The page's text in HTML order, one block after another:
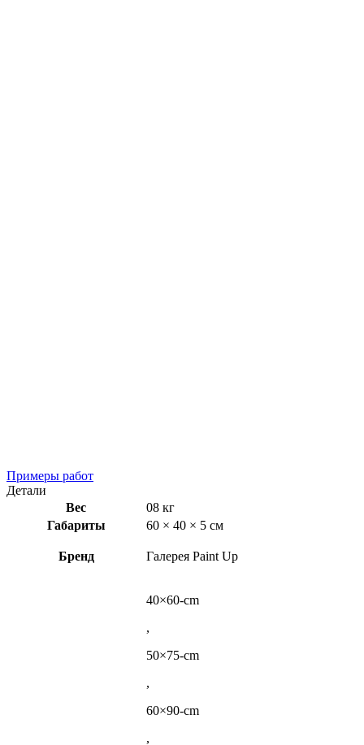
Примеры работ
Детали
Вес
08 кг
Габариты
60 × 40 × 5 см
Бренд Галерея Paint Up
40×60-cm
,
50×75-cm
,
60×90-cm
,